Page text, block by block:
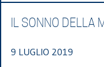
IL SONNO DELLA
9 LUGLIO 2019